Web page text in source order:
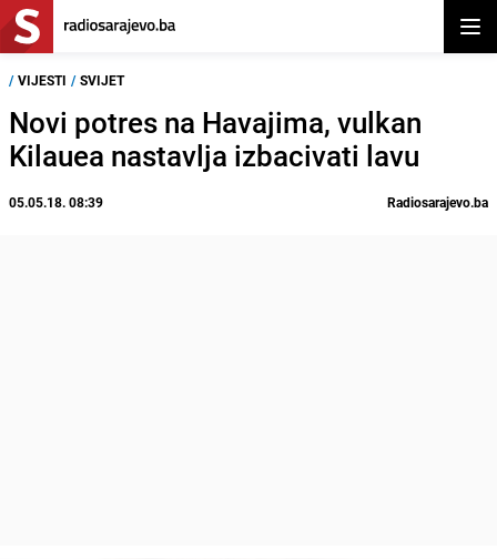
/ VIJESTI / SVIJET
Novi potres na Havajima, vulkan
Kilauea nastavlja izbacivati lavu
05.05.18. 08:39 Radiosarajevo.ba